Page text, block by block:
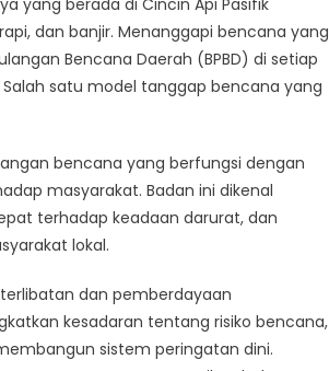
yang berada di Cincin Api Pasifik
dan banjir. Menanggapi bencana yang
Bencana Daerah (BPBD) di setiap
satu model tanggap bencana yang
bencana yang berfungsi dengan
masyarakat. Badan ini dikenal
terhadap keadaan darurat, dan
lokal.
dan pemberdayaan
kesadaran tentang risiko bencana,
sistem peringatan dini.